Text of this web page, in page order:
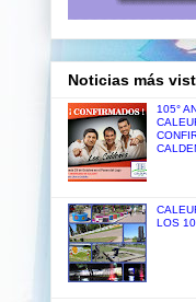
Noticias más
105°
LOS